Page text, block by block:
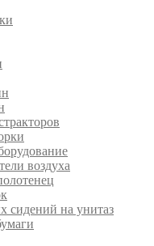
воздуха
сидений на унитаз